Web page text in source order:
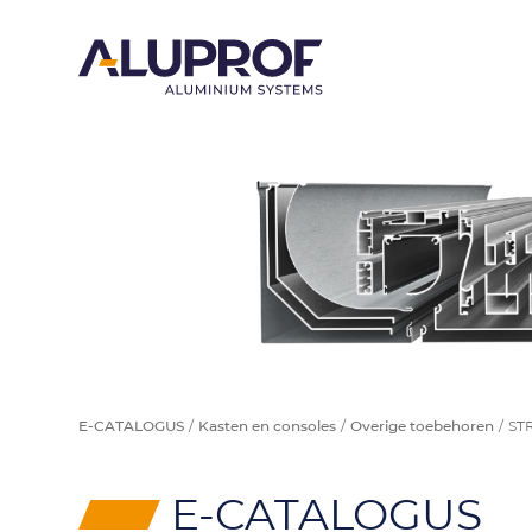
E-CATALOGUS Kasten en consoles Overige toebehoren
⸠ E-CATALOGUS